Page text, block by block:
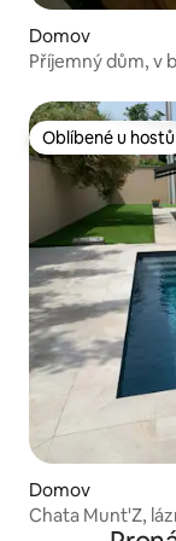
Domov
Příjemný dům, v
Štrasburku.
Oblíbené u hostů
Oblíbené u hostů
Domov
Chata Munt'Z,